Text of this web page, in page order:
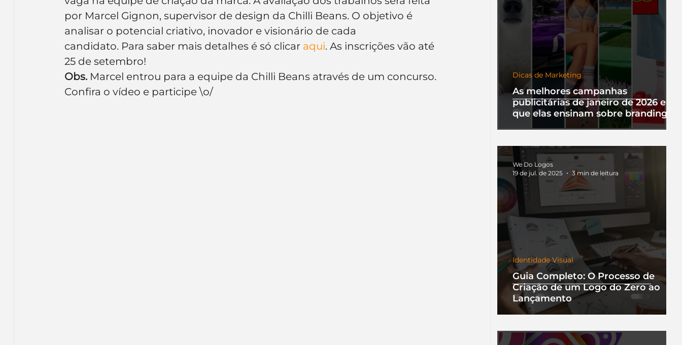
As melhores campanhas
publicitárias de janeiro de 2026 e o
que elas ensinam sobre branding
Dicas de Marketing
Guia Completo: O Processo de
Criação de um Logo do Zero ao
Lançamento
Identidade Visual
We Do Logos
19 de jul. de 2025
3 min de leitura
por Marcel Gignon, supervisor de design da Chilli Beans. O objetivo é
analisar o potencial criativo, inovador e visionário de cada
candidato. Para saber mais detalhes é só clicar aqui. As inscrições vão até
25 de setembro!
Obs. Marcel entrou para a equipe da Chilli Beans através de um concurso.
Confira o vídeo e participe \o/